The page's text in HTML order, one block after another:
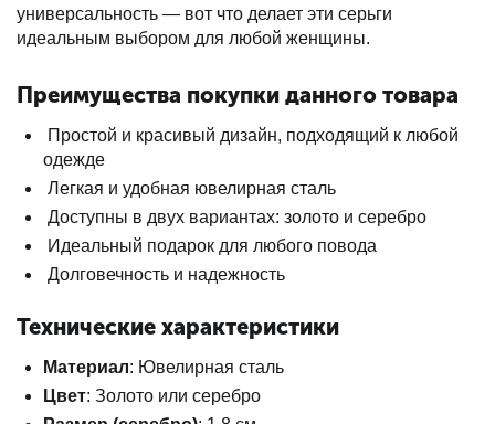
универсальность — вот что делает эти серьги
идеальным выбором для любой женщины.
Преимущества покупки данного товара
Простой и красивый дизайн, подходящий к любой
одежде
Легкая и удобная ювелирная сталь
Доступны в двух вариантах: золото и серебро
Идеальный подарок для любого повода
Долговечность и надежность
Технические характеристики
Материал: Ювелирная сталь
Цвет: Золото или серебро